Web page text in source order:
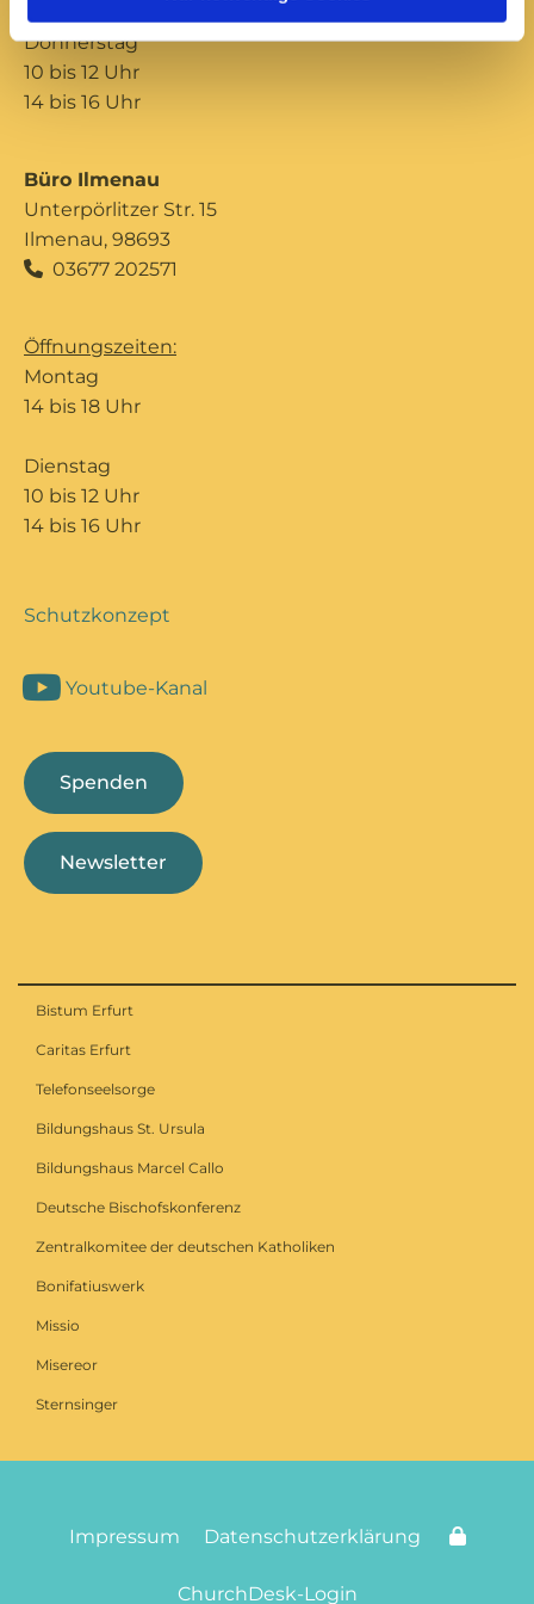
Donnerstag
10 bis 12 Uhr
14 bis 16 Uhr
Büro Ilmenau
Unterpörlitzer Str. 15
Ilmenau, 98693
 03677 202571
Öffnungszeiten:
Montag
14 bis 18 Uhr
Dienstag
10 bis 12 Uhr
14 bis 16 Uhr
Schutzkonzept
Youtube-Kanal
Spenden
Newsletter
Bistum Erfurt
Caritas Erfurt
Telefonseelsorge
Bildungshaus St. Ursula
Bildungshaus Marcel Callo
Deutsche Bischofskonferenz
Zentralkomitee der deutschen Katholiken
Bonifatiuswerk
Missio
Misereor
Sternsinger
Impressum Datenschutzerklärung
ChurchDesk-Login